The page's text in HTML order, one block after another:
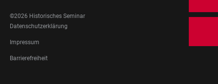
SOCIAL
©2026 Historisches Seminar
FOOTER
LEGAL
Datenschutzerklärung
Impressum
Barrierefreiheit